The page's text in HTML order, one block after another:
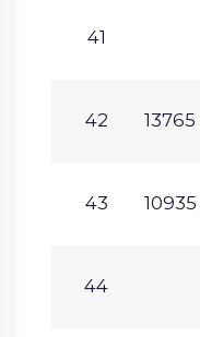
41
42 13765
43 10935
44